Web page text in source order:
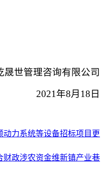
晟世管理咨询有限公司
2021年8月18日
力系统等设备招标项目更
财政涉农资金维新镇产业巷